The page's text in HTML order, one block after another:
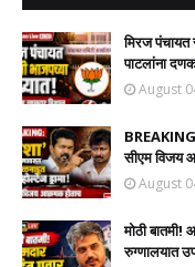
मिरज पंचायत
पाटलांना
August
सीएम विजय
August
मोठी बातमी!
रुग्णालयात